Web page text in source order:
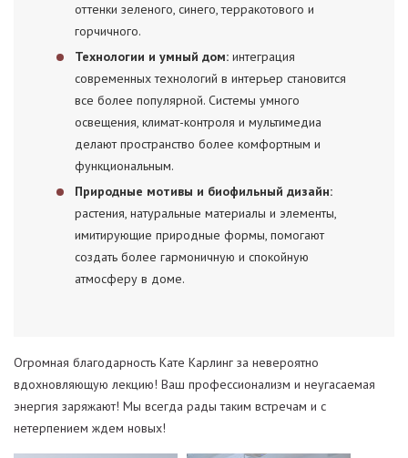
оттенки зеленого, синего, терракотового и
горчичного.
Технологии и умный дом: интеграция
современных технологий в интерьер становится
все более популярной. Системы умного
освещения, климат-контроля и мультимедиа
делают пространство более комфортным и
функциональным.
Природные мотивы и биофильный дизайн:
растения, натуральные материалы и элементы,
имитирующие природные формы, помогают
создать более гармоничную и спокойную
атмосферу в доме.
Огромная благодарность Кате Карлинг за невероятно
вдохновляющую лекцию! Ваш профессионализм и неугасаемая
энергия заряжают! Мы всегда рады таким встречам и с
нетерпением ждем новых!